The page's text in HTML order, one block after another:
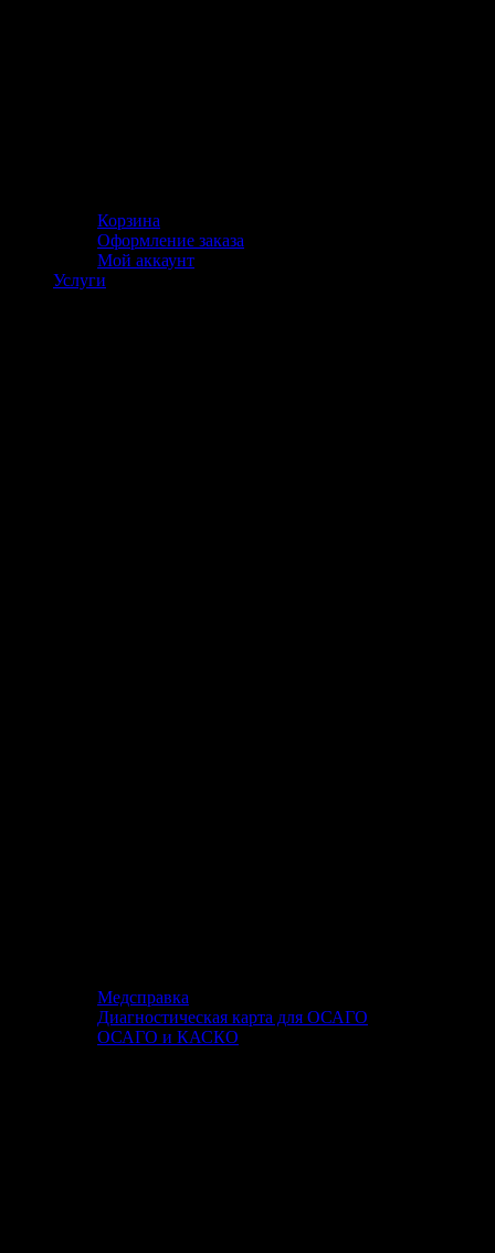
Корзина
Оформление заказа
Мой аккаунт
Услуги
Медсправка
Диагностическая карта для ОСАГО
ОСАГО и КАСКО